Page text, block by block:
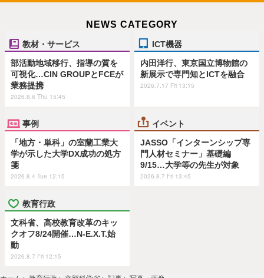
NEWS CATEGORY
教材・サービス
部活動地域移行、指導の質を
可視化…CIN GROUPとFCEが
業務提携
2026.8.6 Thu 15:45
ICT機器
内田洋行、東京国立博物館の
新展示で専門知とICTを融合
2026.7.17 Fri 13:15
事例
「地方・単科」の室蘭工業大
学が示した大学DX成功の処方
箋
2026.8.4 Tue 12:15
イベント
JASSO「インターンシップ専
門人材セミナー」基礎編
9/15…大学等の先生が対象
2026.8.7 Fri 13:45
教育行政
文科省、高校教育改革のキッ
クオフ8/24開催…N-E.X.T.始
動
2026.8.7 Fri 12:15